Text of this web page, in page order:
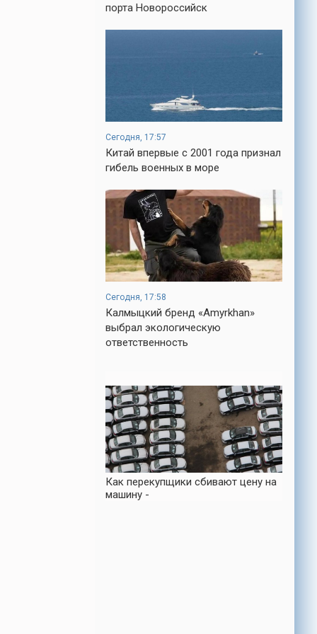
кроме того, кто его дал.
-- Люблю давать советы и очень не
самолюбование.
-- Лучшее, что можно сделать с хорошим
Он никогда не бывает полезен никому,
кроме того, кто его дал.
-- Люблю давать советы и очень не
порта Новороссийск
Сегодня, 17:57
Китай впервые с 2001 года признал
гибель военных в море
Сегодня, 17:58
Калмыцкий бренд «Amyrkhan»
выбрал экологическую
ответственность
Как перекупщики сбивают цену на
машину -